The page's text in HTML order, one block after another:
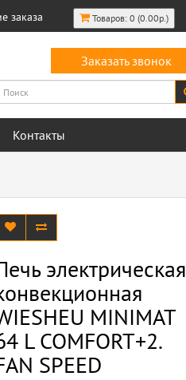
заказа Товаров: 0 (0.00р.)
Заказать звонок
Контакты
электрическая
MINIMAT
L COMFORT+2.
SPEED